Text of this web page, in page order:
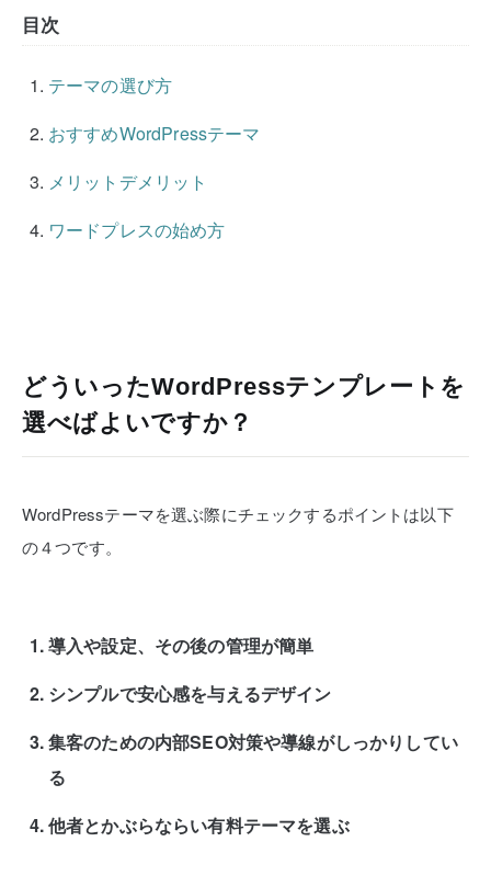
目次
テーマの選び方
おすすめWordPressテーマ
メリットデメリット
ワードプレスの始め方
どういったWordPressテンプレートを
選べばよいですか？
WordPressテーマを選ぶ際にチェックするポイントは以下
の４つです。
導入や設定、その後の管理が簡単
シンプルで安心感を与えるデザイン
集客のための内部SEO対策や導線がしっかりしてい
る
他者とかぶらならい有料テーマを選ぶ